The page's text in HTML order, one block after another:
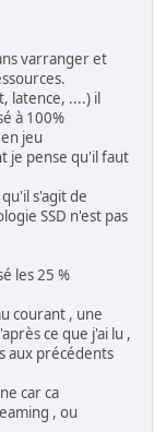
varranger et
latence, ....) il
à 100%
jeu
je pense qu'il faut
s'agit de
SSD n'est pas
les 25 %
courant , une
ce que j'ai lu ,
aux précédents
car ca
, ou